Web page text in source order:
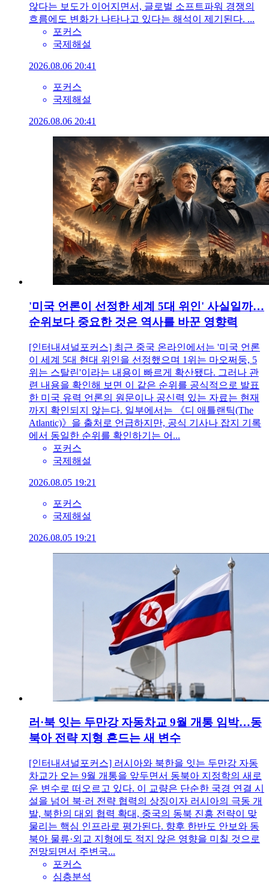
않다는 보도가 이어지면서, 글로벌 소프트파워 경쟁의
흐름에도 변화가 나타나고 있다는 해석이 제기된다. ...
포커스
국제해설
2026.08.06 20:41
포커스
국제해설
2026.08.06 20:41
'미국 언론이 선정한 세계 5대 위인' 사실일까…
순위보다 중요한 것은 역사를 바꾼 영향력
[인터내셔널포커스] 최근 중국 온라인에서는 '미국 언론
이 세계 5대 현대 위인을 선정했으며 1위는 마오쩌둥, 5
위는 스탈린'이라는 내용이 빠르게 확산됐다. 그러나 관
련 내용을 확인해 보면 이 같은 순위를 공식적으로 발표
한 미국 유력 언론의 원문이나 공신력 있는 자료는 현재
까지 확인되지 않는다. 일부에서는 《디 애틀랜틱(The
Atlantic)》을 출처로 언급하지만, 공식 기사나 잡지 기록
에서 동일한 순위를 확인하기는 어...
포커스
국제해설
2026.08.05 19:21
포커스
국제해설
2026.08.05 19:21
러·북 잇는 두만강 자동차교 9월 개통 임박…동
북아 전략 지형 흔드는 새 변수
[인터내셔널포커스] 러시아와 북한을 잇는 두만강 자동
차교가 오는 9월 개통을 앞두면서 동북아 지정학의 새로
운 변수로 떠오르고 있다. 이 교량은 단순한 국경 연결 시
설을 넘어 북·러 전략 협력의 상징이자 러시아의 극동 개
발, 북한의 대외 협력 확대, 중국의 동북 진흥 전략이 맞
물리는 핵심 인프라로 평가된다. 향후 한반도 안보와 동
북아 물류·외교 지형에도 적지 않은 영향을 미칠 것으로
전망되면서 주변국...
포커스
심층분석